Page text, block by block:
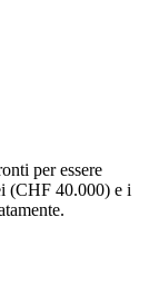
per essere
(CHF 40.000) e i